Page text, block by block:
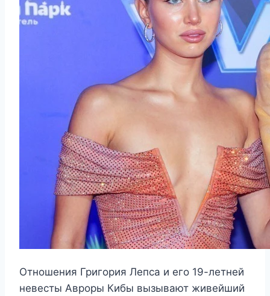
Отношения Григория Лепса и его 19-летней
невесты Авроры Кибы вызывают живейший